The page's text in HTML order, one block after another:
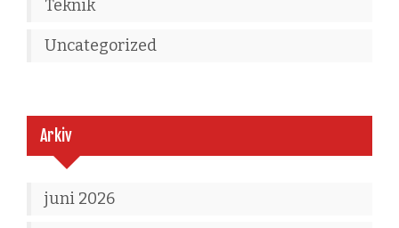
Teknik
Uncategorized
Arkiv
juni 2026